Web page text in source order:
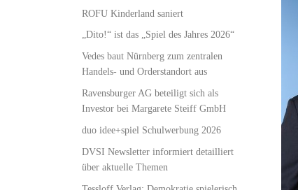
ROFU Kinderland saniert
„Dito!“ ist das „Spiel des Jahres 2026“
Vedes baut Nürnberg zum zentralen
Handels- und Orderstandort aus
Ravensburger AG beteiligt sich als
Investor bei Margarete Steiff GmbH
duo idee+spiel Schulwerbung 2026
DVSI Newsletter informiert detailliert
über aktuelle Themen